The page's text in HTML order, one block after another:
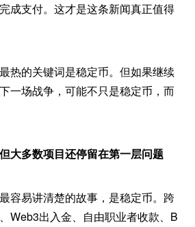
成支付。这才是这条新闻真正值得
热的关键词是稳定币。但如果继续
一场战争，可能不只是稳定币，而
大多数项目还停留在第一层问题
容易讲清楚的故事，是稳定币。跨
Web3出入金、自由职业者收款、B